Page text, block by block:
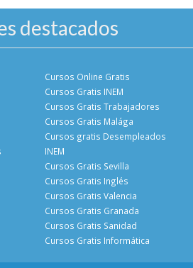
destacados
Cursos Online Gratis
Cursos Gratis INEM
Cursos Gratis Trabajadores
Cursos Gratis Malága
Cursos gratis Desempleados
INEM
Cursos Gratis Sevilla
Cursos Gratis Inglés
Cursos Gratis Valencia
Cursos Gratis Granada
Cursos Gratis Sanidad
Cursos Gratis Informática